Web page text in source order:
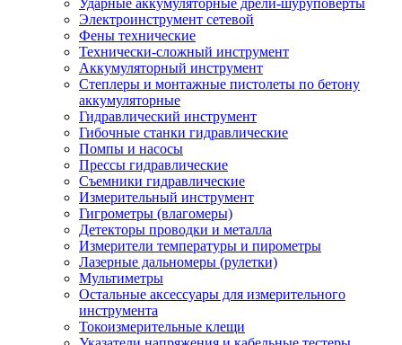
Ударные аккумуляторные дрели-шуруповерты
Электроинструмент сетевой
Фены технические
Технически-сложный инструмент
Аккумуляторный инструмент
Степлеры и монтажные пистолеты по бетону
аккумуляторные
Гидравлический инструмент
Гибочные станки гидравлические
Помпы и насосы
Прессы гидравлические
Съемники гидравлические
Измерительный инструмент
Гигрометры (влагомеры)
Детекторы проводки и металла
Измерители температуры и пирометры
Лазерные дальномеры (рулетки)
Мультиметры
Остальные аксессуары для измерительного
инструмента
Токоизмерительные клещи